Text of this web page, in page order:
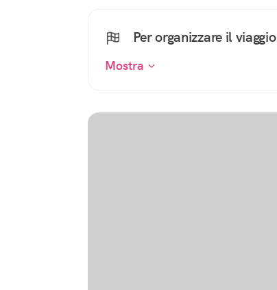
Per organizzare il viaggio
Mostra